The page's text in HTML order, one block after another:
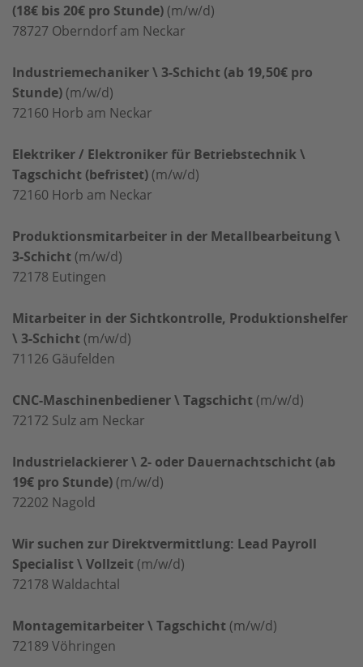
(18€ bis 20€ pro Stunde) (m/w/d)
78727 Oberndorf am Neckar
Industriemechaniker \ 3-Schicht (ab 19,50€ pro
Stunde) (m/w/d)
72160 Horb am Neckar
Elektriker / Elektroniker für Betriebstechnik \
Tagschicht (befristet) (m/w/d)
72160 Horb am Neckar
Produktionsmitarbeiter in der Metallbearbeitung \
3-Schicht (m/w/d)
72178 Eutingen
Mitarbeiter in der Sichtkontrolle, Produktionshelfer
\ 3-Schicht (m/w/d)
71126 Gäufelden
CNC-Maschinenbediener \ Tagschicht (m/w/d)
72172 Sulz am Neckar
Industrielackierer \ 2- oder Dauernachtschicht (ab
19€ pro Stunde) (m/w/d)
72202 Nagold
Wir suchen zur Direktvermittlung: Lead Payroll
Specialist \ Vollzeit (m/w/d)
72178 Waldachtal
Montagemitarbeiter \ Tagschicht (m/w/d)
72189 Vöhringen